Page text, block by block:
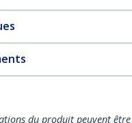
du produit peuvent